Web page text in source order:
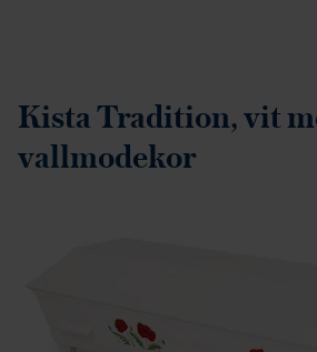
Kista Tradition, vit
vallmodekor